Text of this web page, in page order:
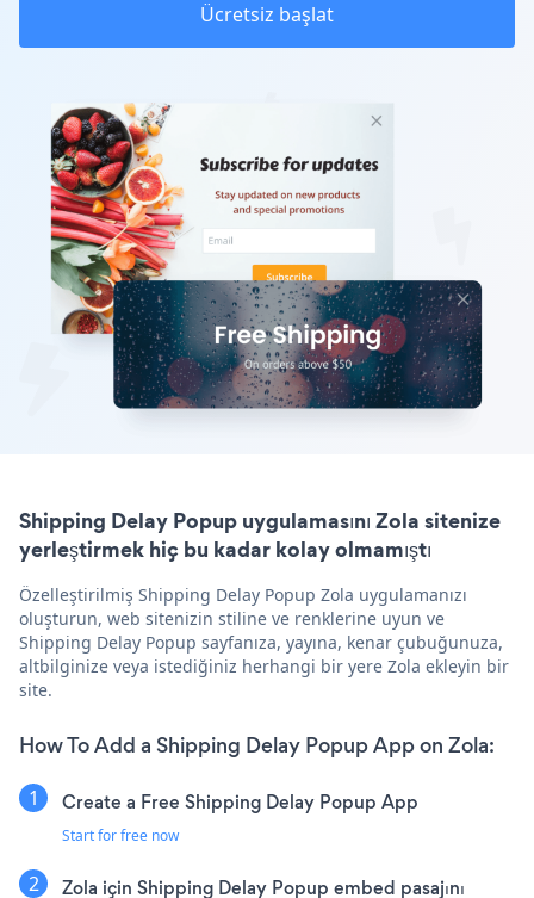
Ücretsiz başlat
Shipping Delay Popup uygulamasını Zola sitenize
yerleştirmek hiç bu kadar kolay olmamıştı
Özelleştirilmiş Shipping Delay Popup Zola uygulamanızı
oluşturun, web sitenizin stiline ve renklerine uyun ve
Shipping Delay Popup sayfanıza, yayına, kenar çubuğunuza,
altbilginize veya istediğiniz herhangi bir yere Zola ekleyin bir
site.
How To Add a Shipping Delay Popup App on Zola:
Create a Free Shipping Delay Popup App
Start for free now
Zola için Shipping Delay Popup embed pasajını